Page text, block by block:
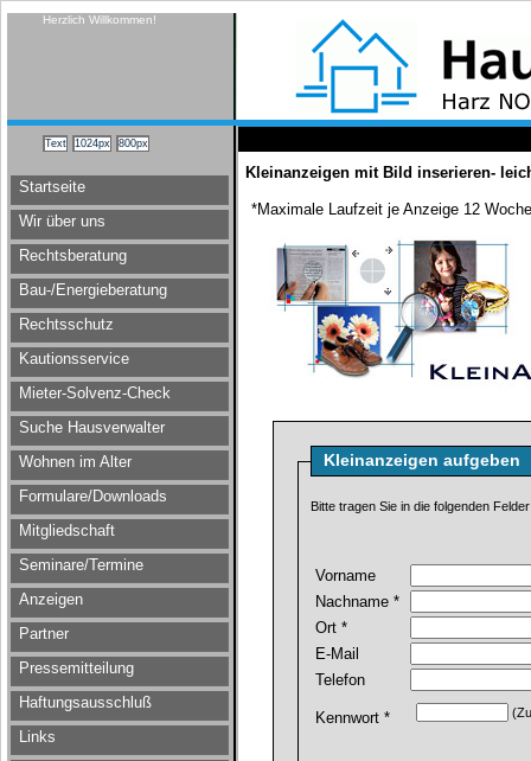
Herzlich Willkommen!
Startseite
Wir über uns
Rechtsberatung
Bau-/Energieberatung
Rechtsschutz
Kautionsservice
Mieter-Solvenz-Check
Suche Hausverwalter
Wohnen im Alter
Formulare/Downloads
Mitgliedschaft
Seminare/Termine
Anzeigen
Partner
Pressemitteilung
Haftungsausschluß
Links
Kleinanzeigen mit Bild inserieren-
*Maximale Laufzeit je Anzeige 12
Kleinanzeigen aufgeben
Bitte tragen Sie in die folgenden
Vorname
Nachname *
Ort *
E-Mail
Telefon
Kennwort *